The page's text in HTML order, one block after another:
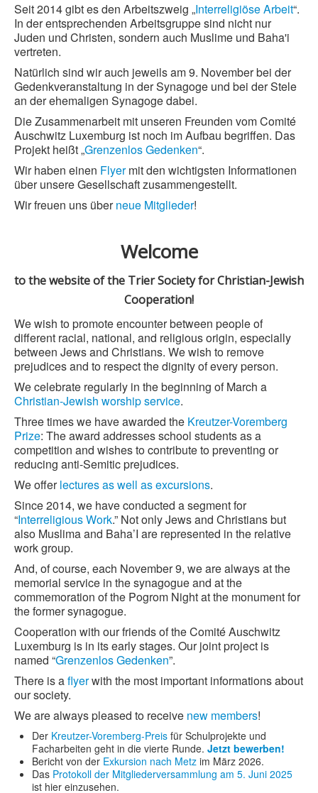
Seit 2014 gibt es den Arbeitszweig „Interreligiöse Arbeit“.
In der entsprechenden Arbeitsgruppe sind nicht nur
Juden und Christen, sondern auch Muslime und Baha'i
vertreten.
Natürlich sind wir auch jeweils am 9. November bei der
Gedenkveranstaltung in der Synagoge und bei der Stele
an der ehemaligen Synagoge dabei.
Die Zusammenarbeit mit unseren Freunden vom Comité
Auschwitz Luxemburg ist noch im Aufbau begriffen. Das
Projekt heißt „Grenzenlos Gedenken“.
Wir haben einen Flyermit den wichtigsten Informationen
über unsere Gesellschaft zusammengestellt.
Wir freuen uns überneue Mitglieder!
Welcome
to the website of the Trier Society for Christian-Jewish
Cooperation!
We wish to promote encounter between people of
different racial, national, and religious origin, especially
between Jews and Christians. We wish to remove
prejudices and to respect the dignity of every person.
We celebrate regularly in the beginning of March a
Christian-Jewish worship service.
Three times we have awarded the Kreutzer-Voremberg
Prize: The award addresses school students as a
competition and wishes to contribute to preventing or
reducing anti-Semitic prejudices.
We offerlectures as well as excursions.
Since 2014, we have conducted a segment for
“Interreligious Work.” Not only Jews and Christians but
also Muslima and Baha’I are represented in the relative
work group.
And, of course, each November 9, we are always at the
memorial service in the synagogue and at the
commemoration of the Pogrom Night at the monument for
the former synagogue.
Cooperation with our friends of the Comité Auschwitz
Luxemburg is in its early stages. Our joint project is
named “Grenzenlos Gedenken”.
There is aflyerwith the most important informations about
our society.
We are always pleased to receive new members!
Der Kreutzer-Voremberg-Preis für Schulprojekte und
Facharbeiten geht in die vierte Runde. Jetzt bewerben!
Bericht von der Exkursion nach Metz im März 2026.
Das Protokoll der Mitgliederversammlung am 5. Juni 2025
ist hier einzusehen.